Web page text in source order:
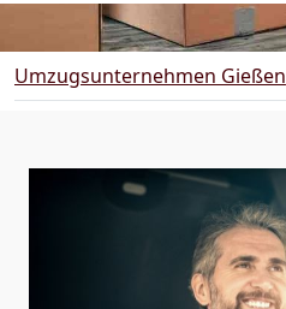
Umzugsunternehmen Gießen